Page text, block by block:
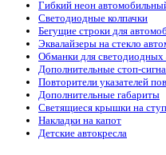
Гибкий неон
Светодиодные колпачки
Бегущие строки для
Эквалайзеры на стекло
Обманки для светодиодных
Дополнительные стоп-
Повторители указателей
Дополнительные габариты
Светящиеся крышки на
Накладки на капот
Детские автокресла